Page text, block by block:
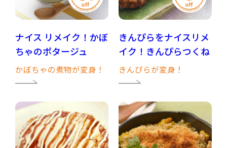
ナイス リメイク！かぼ
ちゃのポタージュ
かぼちゃの煮物が変身！
きんぴらをナイスリメ
イク！きんぴらつくね
きんぴらが変身！